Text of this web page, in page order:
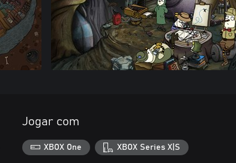
Jogar com
XBOX One XBOX Series X|S